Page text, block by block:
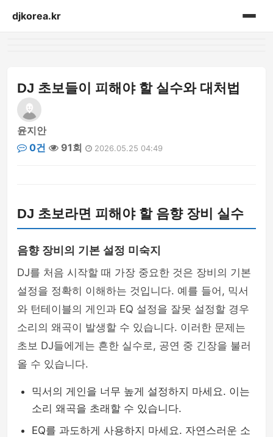
djkorea.kr
DJ 초보들이 피해야 할 실수와 대처법
윤지안
0건
91회 2026.05.25 04:49
DJ 초보라면 피해야 할 음향 장비 실수
음향 장비의 기본 설정 미숙지
DJ를 처음 시작할 때 가장 중요한 것은 장비의 기본
설정을 정확히 이해하는 것입니다. 예를 들어, 믹서
와 턴테이블의 게인과 EQ 설정을 잘못 설정할 경우
소리의 왜곡이 발생할 수 있습니다. 이러한 문제는
초보 DJ들에게는 흔한 실수로, 공연 중 긴장을 불러
올 수 있습니다.
믹서의 게인을 너무 높게 설정하지 마세요. 이는
소리 왜곡을 초래할 수 있습니다.
EQ를 과도하게 사용하지 마세요. 자연스러운 소